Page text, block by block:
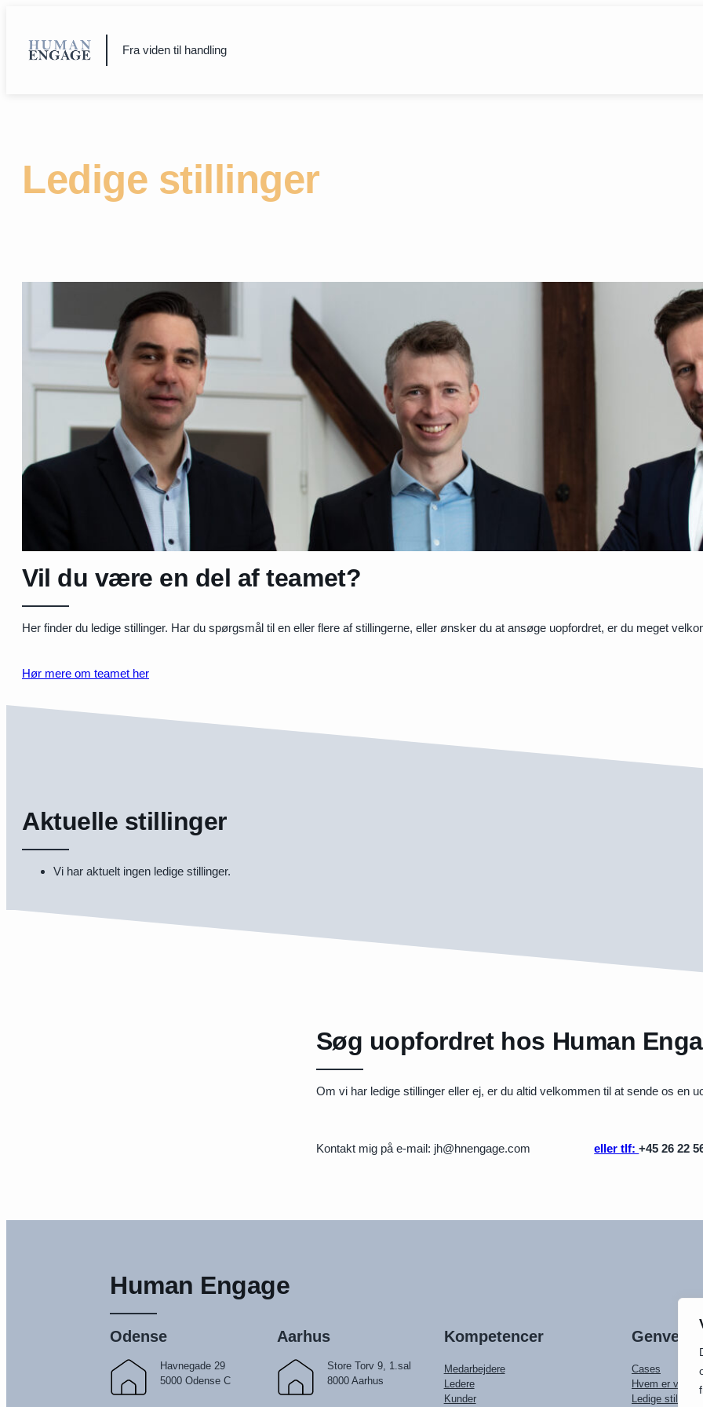
indhold
Fra viden til handling
Ledige stillinger
Vil du være en del af teamet?
Her finder du ledige stillinger. Har du spørgsmål til en eller flere af stillingerne, eller ønsker du at ansøge uopfordret, er du meget
Hør mere om teamet her
Aktuelle stillinger
Vi har aktuelt ingen ledige stillinger.
Søg uopfordret hos Human
Om vi har ledige stillinger eller ej, er du altid velkommen til at sende os en
Kontakt mig på e-mail: jh@hnengage.com eller tlf:+45 26 22
Human Engage
Odense
Havnegade 29
5000 Odense C
Aarhus
Store Torv 9, 1.sal
8000 Aarhus
Kompetencer
Medarbejdere
Ledere
Kunder
Genveje
Cases
Hvem er vi
Ledige stillinger